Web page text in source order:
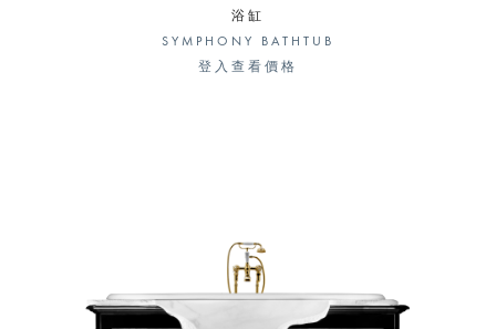
浴缸
SYMPHONY BATHTUB
登入查看價格